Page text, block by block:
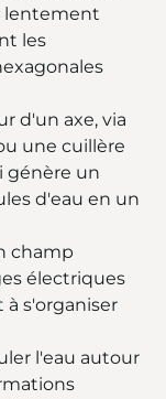
lentement
les
d'un axe, via
une cuillère
génère un
d'eau en un
champ
électriques
à s'organiser
l'eau autour